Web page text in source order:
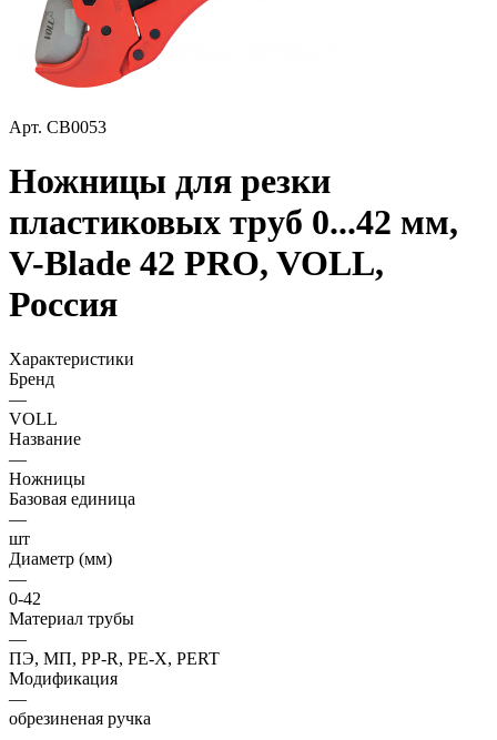
Арт. СВ0053
Ножницы для резки
пластиковых труб 0...42 мм,
V-Blade 42 PRO, VOLL,
Россия
Характеристики
Бренд
—
VOLL
Название
—
Ножницы
Базовая единица
—
шт
Диаметр (мм)
—
0-42
Материал трубы
—
ПЭ, МП, PP-R, PE-X, PERT
Модификация
—
обрезиненая ручка